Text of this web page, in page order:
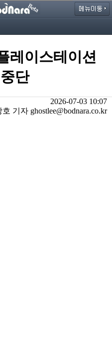
레이스테이션
단
2026-07-03 10:07
호 기자 ghostlee@bodnara.co.kr